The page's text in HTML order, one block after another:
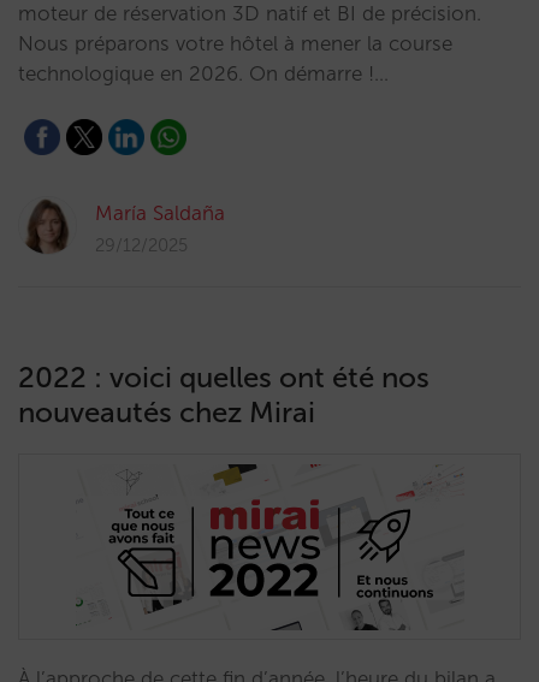
moteur de réservation 3D natif et BI de précision.
Nous préparons votre hôtel à mener la course
technologique en 2026. On démarre !…
María Saldaña
29/12/2025
2022 : voici quelles ont été nos
nouveautés chez Mirai